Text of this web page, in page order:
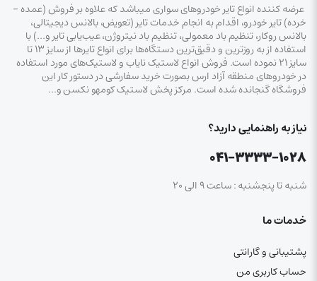
عرضه کننده انواع تایر خودروهای سواری میباشد که علاوه بر فروش (عمده –
خرده‌) تایر خودرو، اقدام به انجام خدمات تایر (تعویض، بالانس دیجیتالی،
بالانس روکار، تنظیم باد معمولی، تنظیم باد نیتروژن، عیب‌یابی تایر و…) با
استفاده از به روزترین و دقیق‌ترین دستگاه‌ها برای انواع تایرها از سایز ۱۳ تا
سایز ۲۱ نموده است. فروش انواع لاستیک‌ نایاب و لاستیک‌های مورد استفاده
در خودروهای منطقه آزاد ارس بصورت خرید سفارشی در دستور کار این
فروشگاه گنجانده شده است. مرکز پخش لاستیک کومهو نکسن و…
نیاز به راهنمایی دارید؟
۰۴۱-۳۳۳۳-۱۰۲۸
شنبه تا پنجشنبه : ساعت ۹ الی ۲۰
خدمات ما
پشتیبانی و گارانتی
حساب کاربری من